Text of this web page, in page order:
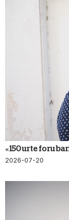
«150 urte foru
2026-07-20